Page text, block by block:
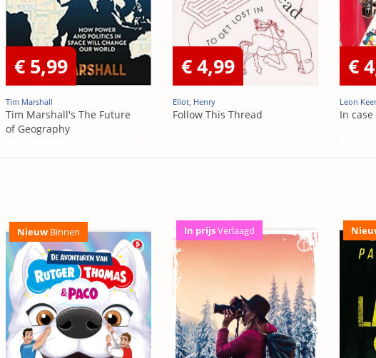
€ 5,99
Tim Marshall
Tim Marshall's The Future
of Geography
€ 4,99
Eliot, Henry
Follow This Thread
€
Leon Keer
In
Nieuw Binnen In prijsVerlaagd